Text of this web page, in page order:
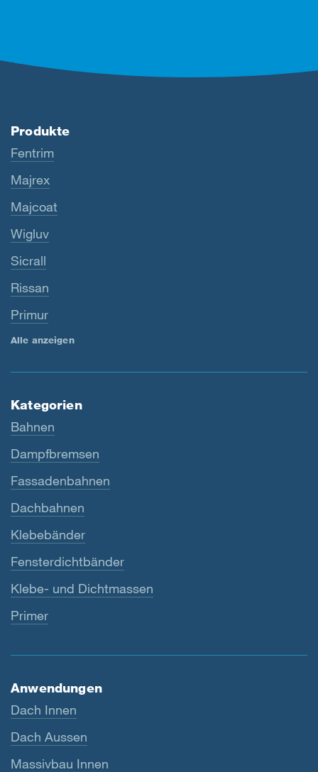
Produkte
Fentrim
Majrex
Majcoat
Wigluv
Sicrall
Rissan
Primur
Alle anzeigen
Kategorien
Bahnen
Dampfbremsen
Fassadenbahnen
Dachbahnen
Klebebänder
Fensterdichtbänder
Klebe- und Dichtmassen
Primer
Anwendungen
Dach Innen
Dach Aussen
Massivbau Innen